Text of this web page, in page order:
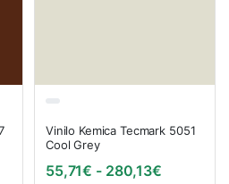
de precios: desde 55,71€
Vinilo Kemica Tecmark 5051
Cool Grey
55,71€ - 280,13€Rango